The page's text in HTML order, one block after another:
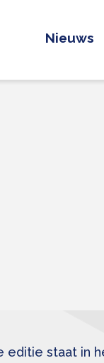
Nieuws
editie staat in